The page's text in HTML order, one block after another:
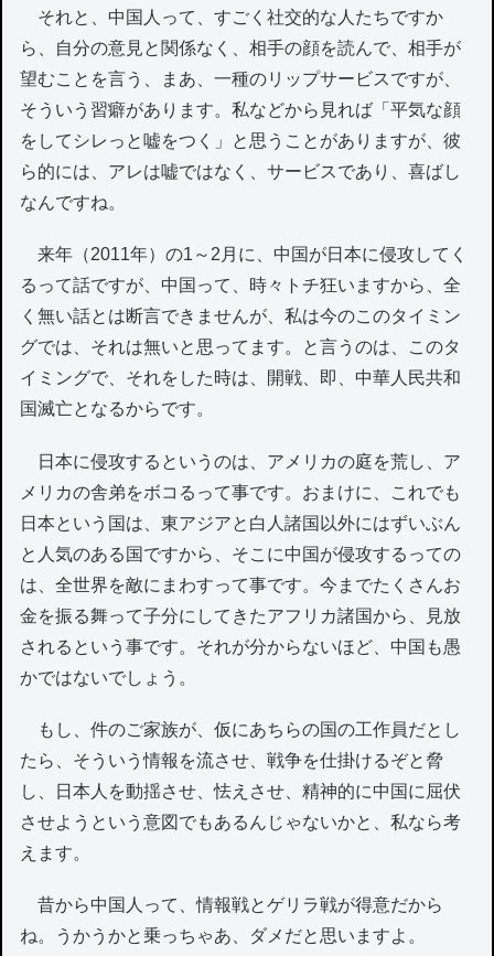
それと、中国人って、すごく社交的な人たちですか
ら、自分の意見と関係なく、相手の顔を読んで、相手が
望むことを言う、まあ、一種のリップサービスですが、
そういう習癖があります。私などから見れば「平気な顔
をしてシレっと嘘をつく」と思うことがありますが、彼
ら的には、アレは嘘ではなく、サービスであり、喜ばし
なんですね。
来年（2011年）の1～2月に、中国が日本に侵攻してく
るって話ですが、中国って、時々トチ狂いますから、全
く無い話とは断言できませんが、私は今のこのタイミン
グでは、それは無いと思ってます。と言うのは、このタ
イミングで、それをした時は、開戦、即、中華人民共和
国滅亡となるからです。
日本に侵攻するというのは、アメリカの庭を荒し、ア
メリカの舎弟をボコるって事です。おまけに、これでも
日本という国は、東アジアと白人諸国以外にはずいぶん
と人気のある国ですから、そこに中国が侵攻するっての
は、全世界を敵にまわすって事です。今までたくさんお
金を振る舞って子分にしてきたアフリカ諸国から、見放
されるという事です。それが分からないほど、中国も愚
かではないでしょう。
もし、件のご家族が、仮にあちらの国の工作員だとし
たら、そういう情報を流させ、戦争を仕掛けるぞと脅
し、日本人を動揺させ、怯えさせ、精神的に中国に屈伏
させようという意図でもあるんじゃないかと、私なら考
えます。
昔から中国人って、情報戦とゲリラ戦が得意だから
ね。うかうかと乗っちゃあ、ダメだと思いますよ。